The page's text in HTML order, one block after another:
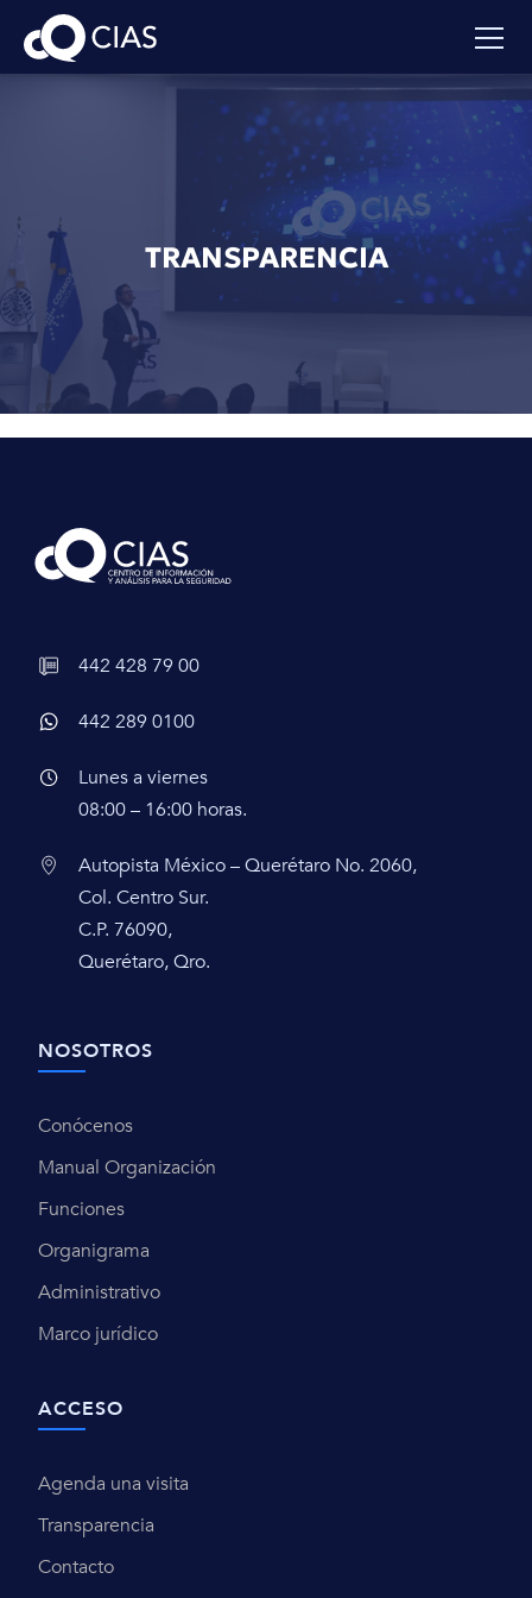
TRANSPARENCIA
442 428 79 00
442 289 0100
Lunes a viernes
08:00 – 16:00 horas.
Autopista México – Querétaro No. 2060,
Col. Centro Sur.
C.P. 76090,
Querétaro, Qro.
NOSOTROS
Conócenos
Manual Organización
Funciones
Organigrama
Administrativo
Marco jurídico
ACCESO
Agenda una visita
Transparencia
Contacto